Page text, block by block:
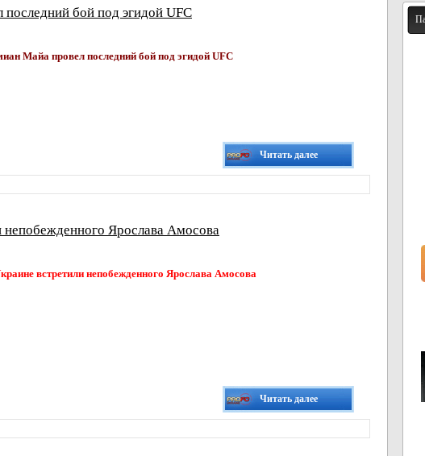
бой под эгидой UFC
Майа провел последний бой под эгидой UFC
Читать далее
непобежденного Ярослава Амосова
встретили непобежденного Ярослава Амосова
Читать далее